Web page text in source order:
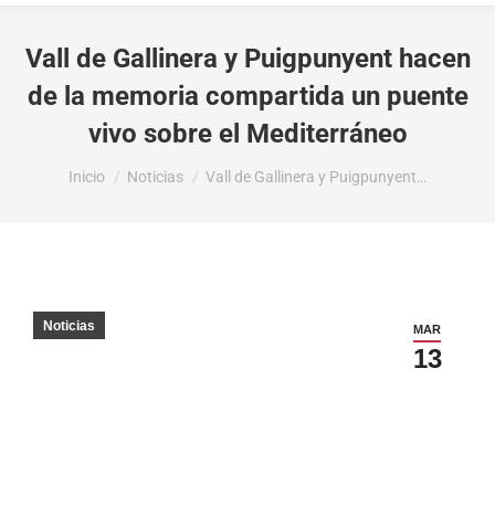
Vall de Gallinera y Puigpunyent hacen
de la memoria compartida un puente
vivo sobre el Mediterráneo
Estás aquí:
Inicio Noticias Vall de Gallinera y Puigpunyent…
MAR
13
Noticias